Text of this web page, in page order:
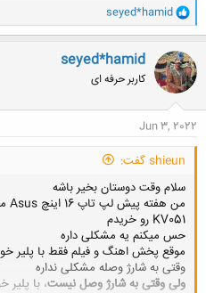
و
ا
ک
ن
ش
ه
ا
seyed*hamid
seyed*hamid
کاربر حرفه ای
Jun 3, 2022
shieun گفت:
سلام وقت دوستان بخیر باشه
KV051 رو خریدم
حس میکنم یه مشکلی داره
موقع پخش اهنگ و فیلم فقط با پلیر
وقتی به شارژ وصله مشکلی نداره
ولی وقتی به شارژ وصل نیست، با پلیر